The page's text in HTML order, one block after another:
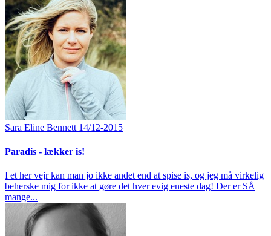
Sara Eline Bennett 14/12-2015
Paradis - lækker is!
I et her vejr kan man jo ikke andet end at spise is, og jeg må virkelig
beherske mig for ikke at gøre det hver evig eneste dag! Der er SÅ
mange...